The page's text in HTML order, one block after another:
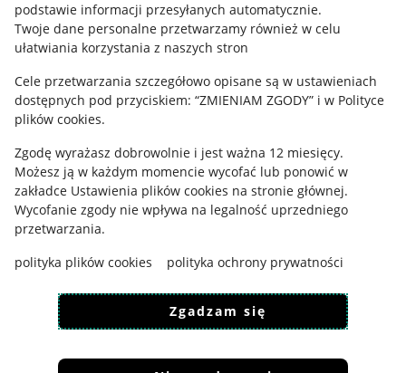
podstawie informacji przesyłanych automatycznie.
Twoje dane personalne przetwarzamy również w celu
ułatwiania korzystania z naszych stron
Cele przetwarzania szczegółowo opisane są w ustawieniach
dostępnych pod przyciskiem: “ZMIENIAM ZGODY” i w Polityce
plików cookies.
Zgodę wyrażasz dobrowolnie i jest ważna 12 miesięcy.
Możesz ją w każdym momencie wycofać lub ponowić w
zakładce Ustawienia plików cookies na stronie głównej.
Wycofanie zgody nie wpływa na legalność uprzedniego
przetwarzania.
polityka plików cookies
polityka ochrony prywatności
Zgadzam się
Polityka plików "cookies"
Ustawienia plików "cookies"
Udostępnianie lokalizacji
Informacje dla Aktu o Usługach Cyfrowych
Pobierz aplikację